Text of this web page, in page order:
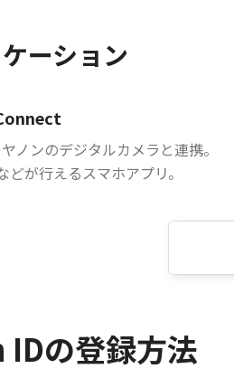
ーション
ノンのデジタルカメラと連携。
どが行えるスマホアプリ。
IDの登録方法